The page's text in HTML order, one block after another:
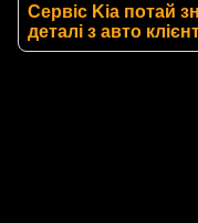
Сервіс Kia потай
деталі з авто